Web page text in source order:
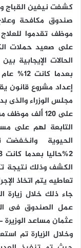
كشفت نيفين القباج
على صعيد حملات
إعداد مشروع قانون
مجلس الوزراء والذى
الحيوية‪
الكشف وذلك نتيجة
تعاطيه يتم اتخاذ
جاء ذلك خلال زيارة
عمل الصندوق فى
عثمان مساعد